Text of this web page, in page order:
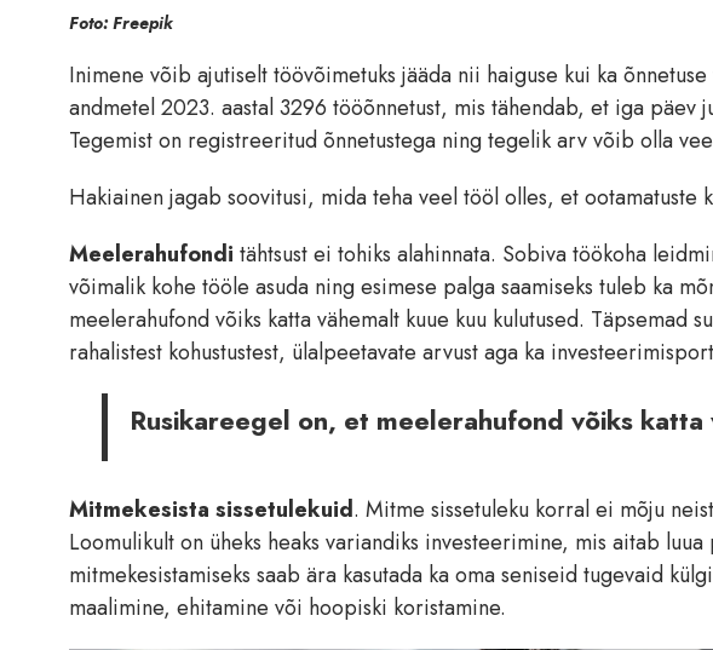
Foto: Freepik
Inimene võib ajutiselt töövõimetuks jääda nii haiguse kui ka
andmetel 2023. aastal 3296 tööõnnetust, mis tähendab, et iga päev
Tegemist on registreeritud õnnetustega ning tegelik arv võib olla
Hakiainen jagab soovitusi, mida teha veel tööl olles, et ootamatuste
Meelerahufondi tähtsust ei tohiks alahinnata. Sobiva töökoha
võimalik kohe tööle asuda ning esimese palga saamiseks tuleb ka
meelerahufond võiks katta vähemalt kuue kuu kulutused. Täpsemad
rahalistest kohustustest, ülalpeetavate arvust aga ka
Rusikareegel on, et meelerahufond võiks
Mitmekesista sissetulekuid. Mitme sissetuleku korral ei mõju
Loomulikult on üheks heaks variandiks investeerimine, mis aitab luua
mitmekesistamiseks saab ära kasutada ka oma seniseid tugevaid
maalimine, ehitamine või hoopiski koristamine.